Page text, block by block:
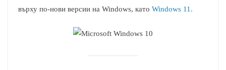
върху по-нови версии на Windows, като Windows 11.​